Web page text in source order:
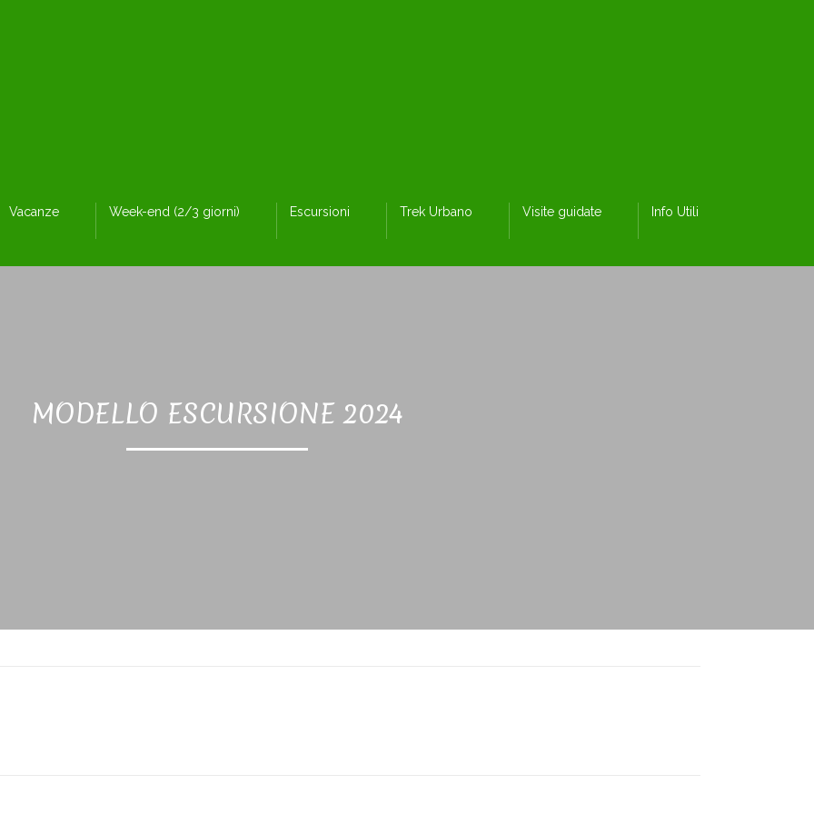
Vacanze Week-end (2/3 giorni) Escursioni Trek Urbano Visite guidate Info Utili
MODELLO ESCURSIONE 2024